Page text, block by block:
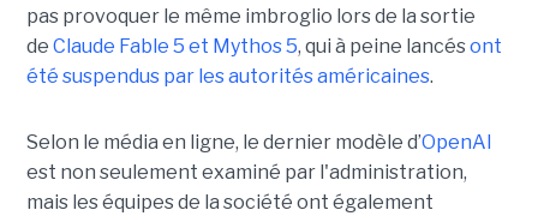
pas provoquer le même imbroglio lors de la sortie
de Claude Fable 5 et Mythos 5, qui à peine lancésont
été suspendus par les autorités américaines.
Selon le média en ligne, le dernier modèle d’OpenAI
est non seulement examiné par l'administration,
mais les équipes de la société ont également